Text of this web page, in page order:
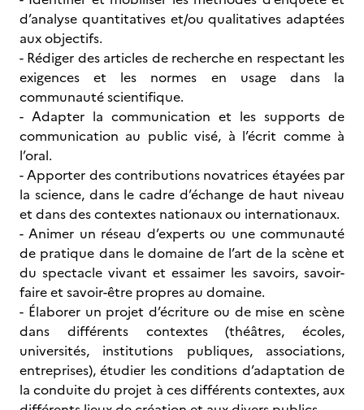
d’analyse quantitatives et/ou qualitatives adaptées
aux objectifs.
- Rédiger des articles de recherche en respectant les
exigences et les normes en usage dans la
communauté scientifique.
- Adapter la communication et les supports de
communication au public visé, à l’écrit comme à
l’oral.
- Apporter des contributions novatrices étayées par
la science, dans le cadre d’échange de haut niveau
et dans des contextes nationaux ou internationaux.
- Animer un réseau d’experts ou une communauté
de pratique dans le domaine de l’art de la scène et
du spectacle vivant et essaimer les savoirs, savoir-
faire et savoir-être propres au domaine.
- Élaborer un projet d’écriture ou de mise en scène
dans différents contextes (théâtres, écoles,
universités, institutions publiques, associations,
entreprises), étudier les conditions d’adaptation de
la conduite du projet à ces différents contextes, aux